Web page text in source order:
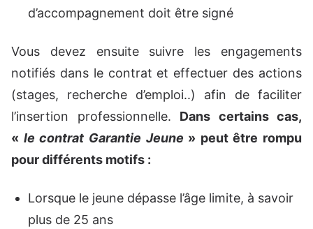
d’accompagnement doit être signé
Vous devez ensuite suivre les engagements
notifiés dans le contrat et effectuer des actions
(stages, recherche d’emploi..) afin de faciliter
l’insertion professionnelle. Dans certains cas,
« le contrat Garantie Jeune » peut être rompu
pour différents motifs :
Lorsque le jeune dépasse l’âge limite, à savoir
plus de 25 ans